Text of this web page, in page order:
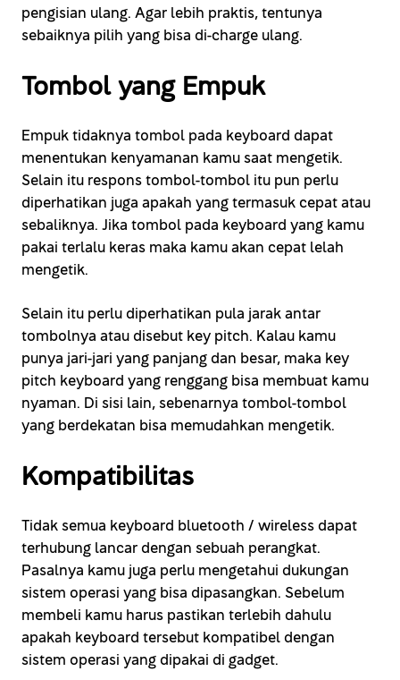
pengisian ulang. Agar lebih praktis, tentunya
sebaiknya pilih yang bisa di-charge ulang.
Tombol yang Empuk
Empuk tidaknya tombol pada keyboard dapat
menentukan kenyamanan kamu saat mengetik.
Selain itu respons tombol-tombol itu pun perlu
diperhatikan juga apakah yang termasuk cepat atau
sebaliknya. Jika tombol pada keyboard yang kamu
pakai terlalu keras maka kamu akan cepat lelah
mengetik.
Selain itu perlu diperhatikan pula jarak antar
tombolnya atau disebut key pitch. Kalau kamu
punya jari-jari yang panjang dan besar, maka key
pitch keyboard yang renggang bisa membuat kamu
nyaman. Di sisi lain, sebenarnya tombol-tombol
yang berdekatan bisa memudahkan mengetik.
Kompatibilitas
Tidak semua keyboard bluetooth / wireless dapat
terhubung lancar dengan sebuah perangkat.
Pasalnya kamu juga perlu mengetahui dukungan
sistem operasi yang bisa dipasangkan. Sebelum
membeli kamu harus pastikan terlebih dahulu
apakah keyboard tersebut kompatibel dengan
sistem operasi yang dipakai di gadget.